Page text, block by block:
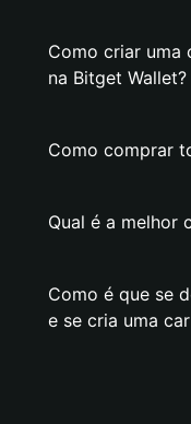
Como criar uma
na Bitget Wallet?
Como comprar
Qual é a melhor
Como é que se
e se cria uma